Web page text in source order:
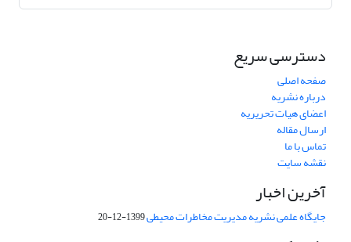
دسترسی سریع
صفحه اصلی
درباره نشریه
اعضای هیات تحریریه
ارسال مقاله
تماس با ما
نقشه سایت
آخرین اخبار
جایگاه علمی نشریه مدیریت مخاطرات محیطی1399-12-20